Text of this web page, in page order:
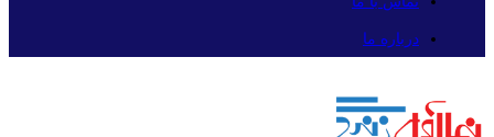
درباره ما